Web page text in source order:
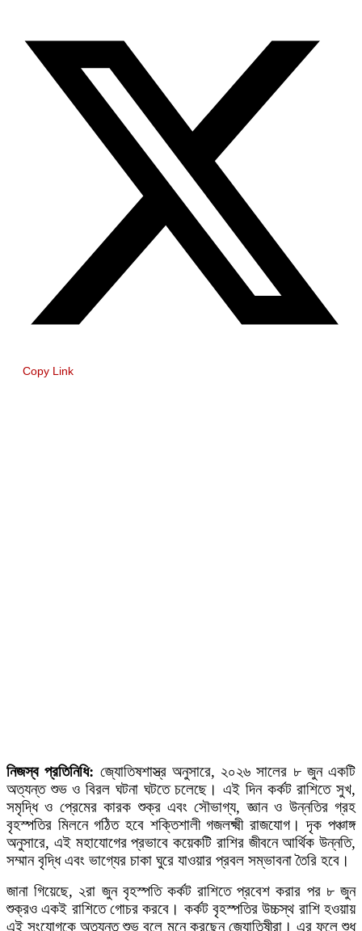
Copy Link
নিজস্ব প্রতিনিধি: জ্যোতিষশাস্ত্র অনুসারে, ২০২৬ সালের ৮ জুন একটি
অত্যন্ত শুভ ও বিরল ঘটনা ঘটতে চলেছে। এই দিন কর্কট রাশিতে সুখ,
সমৃদ্ধি ও প্রেমের কারক শুক্র এবং সৌভাগ্য, জ্ঞান ও উন্নতির গ্রহ
বৃহস্পতির মিলনে গঠিত হবে শক্তিশালী গজলক্ষ্মী রাজযোগ। দৃক পঞ্চাঙ্গ
অনুসারে, এই মহাযোগের প্রভাবে কয়েকটি রাশির জীবনে আর্থিক উন্নতি,
সম্মান বৃদ্ধি এবং ভাগ্যের চাকা ঘুরে যাওয়ার প্রবল সম্ভাবনা তৈরি হবে।
জানা গিয়েছে, ২রা জুন বৃহস্পতি কর্কট রাশিতে প্রবেশ করার পর ৮ জুন
শুক্রও একই রাশিতে গোচর করবে। কর্কট বৃহস্পতির উচ্চস্থ রাশি হওয়ায়
এই সংযোগকে অত্যন্ত শুভ বলে মনে করছেন জ্যোতিষীরা। এর ফলে শুধু